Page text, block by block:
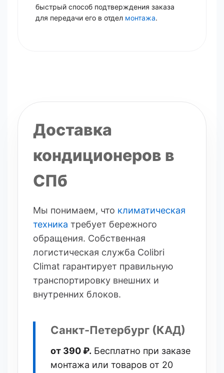
быстрый способ подтверждения заказа
для передачи его в отдел монтажа.
Доставка
кондиционеров в
СПб
Мы понимаем, что климатическая
техника требует бережного
обращения. Собственная
логистическая служба Colibri
Climat гарантирует правильную
транспортировку внешних и
внутренних блоков.
Санкт-Петербург (КАД)
от 390 ₽. Бесплатно при заказе
монтажа или товаров от 20